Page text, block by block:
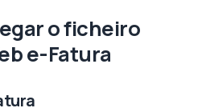
o ficheiro
e-Fatura